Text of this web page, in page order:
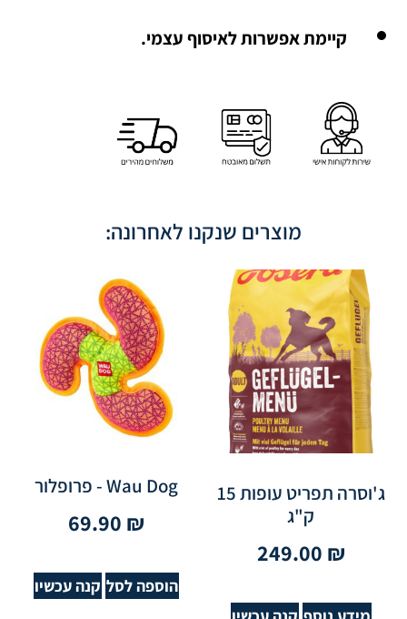
קיימת אפשרות לאיסוף עצמי.
מוצרים שנקנו לאחרונה:
ג'וסרה תפריט עופות 15
ק"ג
249.00 ₪
Wau Dog - פרופלור
69.90 ₪
הוספה לסל קנה עכשיו